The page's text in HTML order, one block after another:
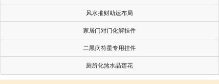
斗，星名，今名北斗。
爻辞言：有人大其院中之席棚，以蔽夏日，日中之
风水摧财助运布局
家居门对门化解挂件
二黑病符星专用挂件
厕所化煞水晶莲花